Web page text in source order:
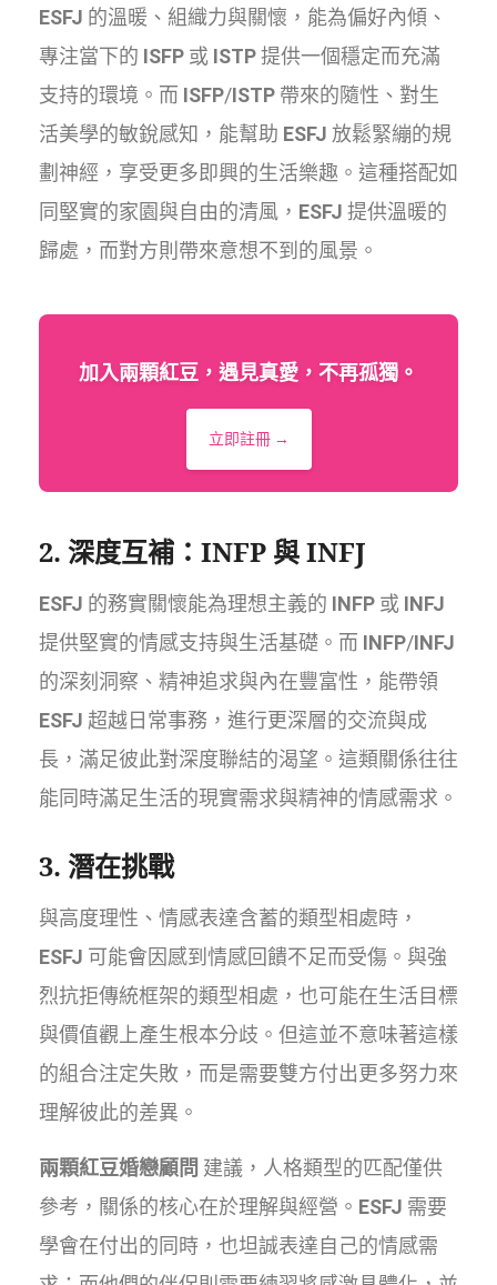
ESFJ 的溫暖、組織力與關懷，能為偏好內傾、
專注當下的 ISFP 或 ISTP提供一個穩定而充滿
支持的環境。而 ISFP/ISTP 帶來的隨性、對生
活美學的敏銳感知，能幫助 ESFJ 放鬆緊繃的規
劃神經，享受更多即興的生活樂趣。這種搭配如
同堅實的家園與自由的清風， ESFJ 提供溫暖的
歸處，而對方則帶來意想不到的風景。
加入兩顆紅豆，遇見真愛，不再孤獨。
立即註冊 →
2. 深度互補： INFP 與INFJ
ESFJ 的務實關懷能為理想主義的 INFP 或 INFJ
提供堅實的情感支持與生活基礎。而 INFP/INFJ
的深刻洞察、精神追求與內在豐富性，能帶領
ESFJ 超越日常事務，進行更深層的交流與成
長，滿足彼此對深度聯結的渴望。這類關係往往
能同時滿足生活的現實需求與精神的情感需求。
3. 潛在挑戰
與高度理性、情感表達含蓄的類型相處時，
ESFJ 可能會因感到情感回饋不足而受傷。與強
烈抗拒傳統框架的類型相處，也可能在生活目標
與價值觀上產生根本分歧。但這並不意味著這樣
的組合注定失敗，而是需要雙方付出更多努力來
理解彼此的差異。
兩顆紅豆婚戀顧問 建議，人格類型的匹配僅供
參考，關係的核心在於理解與經營。 ESFJ 需要
學會在付出的同時，也坦誠表達自己的情感需